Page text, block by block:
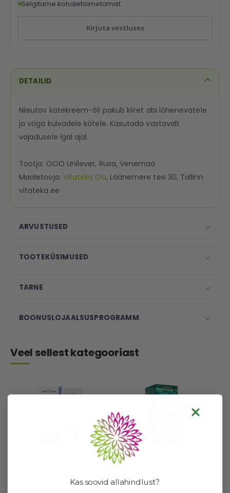
Selgitame kohaletoimetamist
Kirjuta vestluses
DETAILID
ARVUSTUSED
TOOTEKÜSIMUSED
TARNE
BOONUSLOJAALSUSPROGRAMM
Niisutav kätekreem-õli pakub kiiret abi lõhenevatele
ja väga kuivadele kätele. Kasutada vastavalt
vajadusele igal ajal.
Tootja: OOO Unilever, Rusa, Venemaa
Maaletooja: Vitateka OÜ, Läänemere tee 30, Tallinn
vitateka.ee
Veel sellest kategooriast
fluoriidivaba, 100 g -
MALAVIT
mitmeotstarbeline
hügieenivahend, 50 ml -
Kas soovid allahindlust?